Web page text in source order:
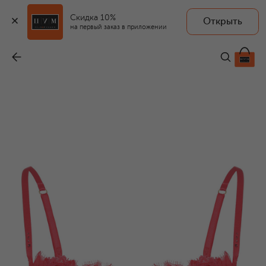
Скидка 10%
на первый заказ в приложении
Открыть
28 440 ₽